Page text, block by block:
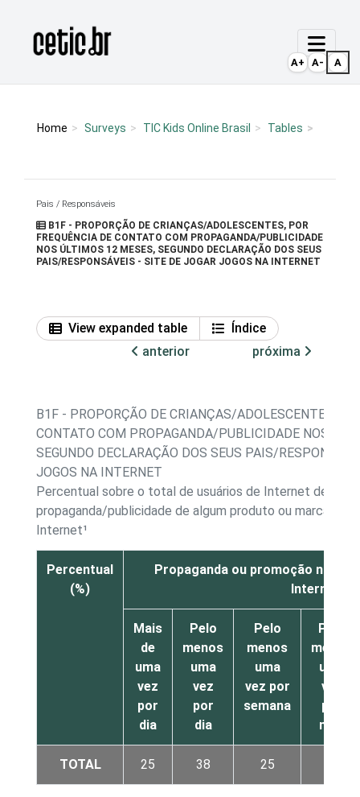
Página inicial
Home Surveys TIC Kids Online Brasil Tables
Pais / Responsáveis
B1F - PROPORÇÃO DE CRIANÇAS/ADOLESCENTES, POR
FREQUÊNCIA DE CONTATO COM PROPAGANDA/PUBLICIDADE
NOS ÚLTIMOS 12 MESES, SEGUNDO DECLARAÇÃO DOS SEUS
PAIS/RESPONSÁVEIS - SITE DE JOGAR JOGOS NA INTERNET
View expanded table
Índice
anterior
próxima
B1F - PROPORÇÃO DE CRIANÇAS/ADOLESCENTES,
CONTATO COM PROPAGANDA/PUBLICIDADE NOS
SEGUNDO DECLARAÇÃO DOS SEUS PAIS/
JOGOS NA INTERNET
Percentual sobre o total de usuários de Internet de 9 a
propaganda/publicidade de algum produto ou marca
Internet¹
Percentual
(%)
Propaganda ou promoção num
Internet
Mais
de
uma
vez
por
dia
Pelo
menos
uma
vez
por
dia
Pelo
menos
uma
vez por
semana
Pelo
menos
uma
vez
por
mês
TOTAL 25 38 25
A+ A- A